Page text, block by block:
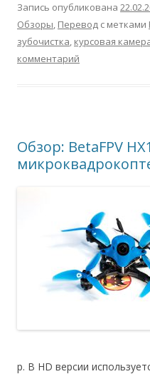
Запись опубликована
Обзоры, Перевод с метками
зубочистка, курсовая
комментарий
Обзор: BetaFPV
р. В HD версии